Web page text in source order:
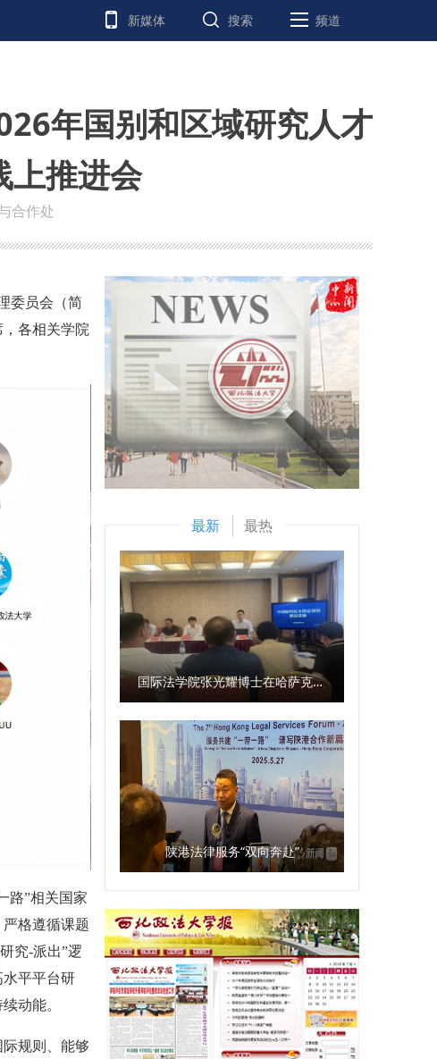
新媒体 搜索 频道
年国别和区域研究人才
上推进会
合作处
委员会（简
各相关学院
路”相关国家
格遵循课题
究-派出”逻
平平台研
动能。
规则、能够
最新 最热
国际法学院张光耀博士在哈萨克斯坦阿拉木图开展科研与社会服务活动
陕港法律服务“双向奔赴”